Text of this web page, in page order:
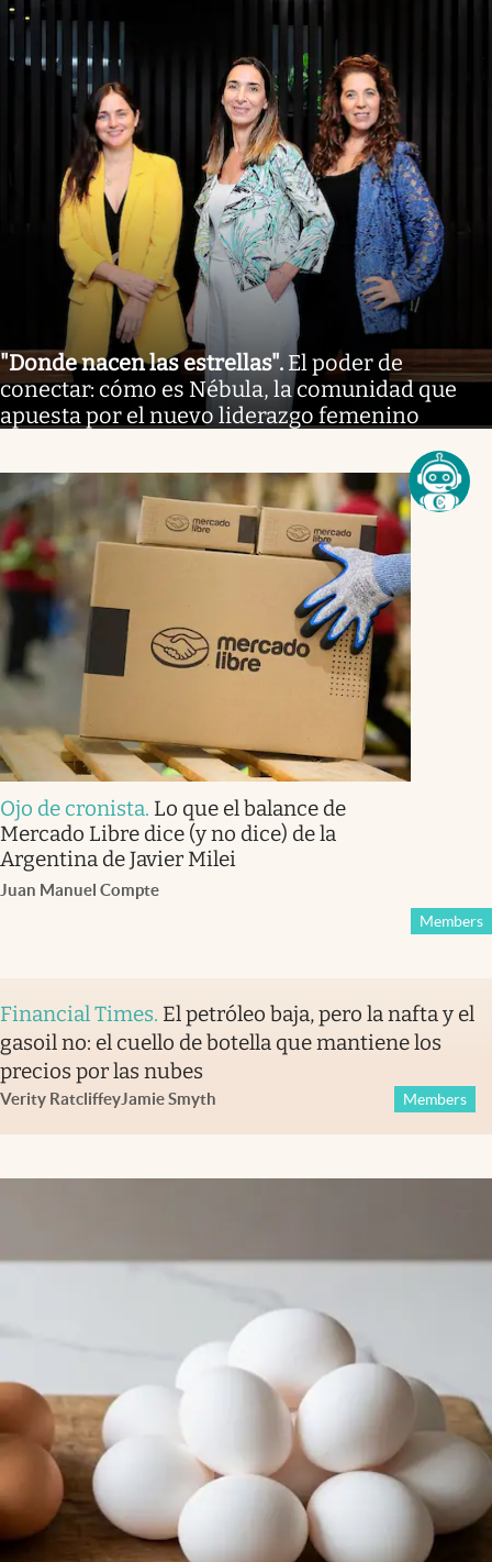
"Donde nacen las estrellas". El poder de
conectar: cómo es Nébula, la comunidad que
apuesta por el nuevo liderazgo femenino
Ojo de cronista. Lo que el balance de
Mercado Libre dice (y no dice) de la
Argentina de Javier Milei
Juan Manuel Compte
Members
Financial Times. El petróleo baja, pero la nafta y el
gasoil no: el cuello de botella que mantiene los
precios por las nubes
Verity RatcliffeyJamie Smyth Members